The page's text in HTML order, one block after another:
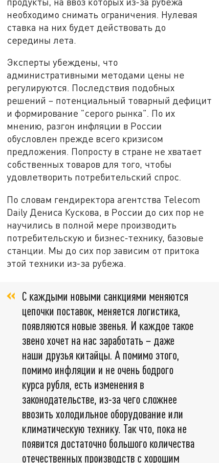
необходимо снимать ограничения. Нулевая
ставка на них будет действовать до
середины лета.
Эксперты убеждены, что
административными методами цены не
регулируются. Последствия подобных
решений – потенциальный товарный дефицит
и формирование "серого рынка". По их
мнению, разгон инфляции в России
обусловлен прежде всего кризисом
предложения. Попросту в стране не хватает
собственных товаров для того, чтобы
удовлетворить потребительский спрос.
По словам гендиректора агентства Telecom
Daily Дениса Кускова, в России до сих пор не
научились в полной мере производить
потребительскую и бизнес-технику, базовые
станции. Мы до сих пор зависим от притока
этой техники из-за рубежа.
С каждыми новыми санкциями меняются
цепочки поставок, меняется логистика,
появляются новые звенья. И каждое такое
звено хочет на нас заработать – даже
наши друзья китайцы. А помимо этого,
помимо инфляции и не очень бодрого
курса рубля, есть изменения в
законодательстве, из-за чего сложнее
ввозить холодильное оборудование или
климатическую технику. Так что, пока не
появится достаточно большого количества
отечественных производств с хорошим